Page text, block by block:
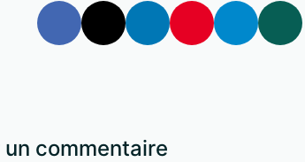
un commentaire